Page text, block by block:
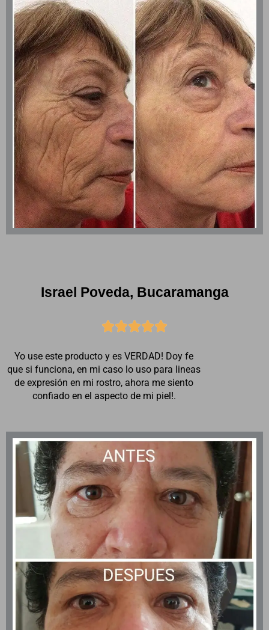
Israel Poveda, Bucaramanga

Yo use este producto y es VERDAD! Doy fe
que si funciona, en mi caso lo uso para lineas
de expresión en mi rostro, ahora me siento
confiado en el aspecto de mi piel!.